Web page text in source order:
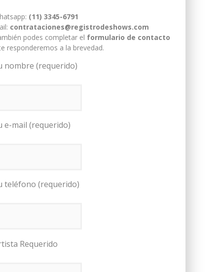
(11) 3345-6791
contrataciones@registrodeshows.com
podes completar el formulario de contacto
responderemos a la brevedad.
nombre (requerido)
e-mail (requerido)
teléfono (requerido)
Requerido